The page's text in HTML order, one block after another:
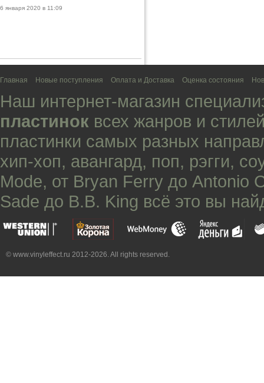
6 января 2020 в 11:09
Главная Новые поступления Оплата и Доставка Оценка состояния
Наш интернет-магазин
пластинок всех жанров и
пластинки самых разных
хип-хоп, авангард, поп, рэгги,
Mode, от Bryan Ferry до Antonio
Sade до B.B. King всё это вы
© www.vinyleffect.ru 2012-2026. All rights reserved.